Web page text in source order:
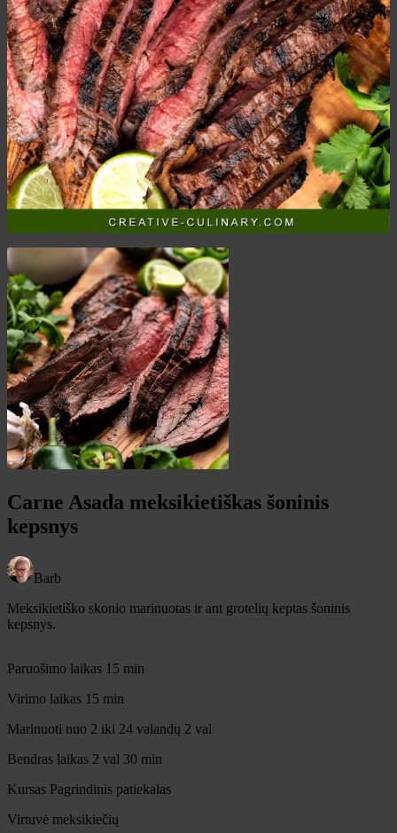
Carne Asada meksikietiškas šoninis
kepsnys
Barb
Meksikietiško skonio marinuotas ir ant grotelių keptas šoninis
kepsnys.
Paruošimo laikas 15 minučių
min
Virimo laikas 15 minučių
min
Marinuoti nuo 2 iki 24 valandų 2 valandų
val
Bendras laikas 2 valandų
val 30minučių
min
Kursas Pagrindinis patiekalas
Virtuvė meksikiečių